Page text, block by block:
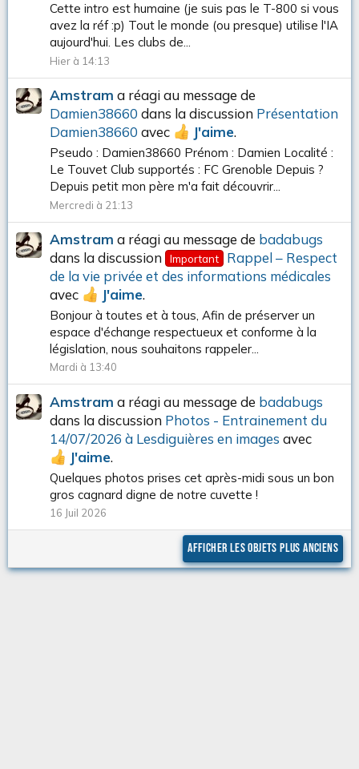
Cette intro est humaine (je suis pas le T-800 si vous
avez la réf :p) Tout le monde (ou presque) utilise l'IA
aujourd'hui. Les clubs de...
Hier à 14:13
Amstram a réagi au message de
Damien38660 dans la discussion Présentation
Damien38660 avec J'aime.
Pseudo : Damien38660 Prénom : Damien Localité :
Le Touvet Club supportés : FC Grenoble Depuis ?
Depuis petit mon père m'a fait découvrir...
Mercredi à 21:13
Amstram a réagi au message de badabugs
dans la discussion
Important
Rappel – Respect
de la vie privée et des informations médicales
avec
J'aime.
Bonjour à toutes et à tous, Afin de préserver un
espace d'échange respectueux et conforme à la
législation, nous souhaitons rappeler...
Mardi à 13:40
Amstram a réagi au message de badabugs
dans la discussion Photos - Entrainement du
14/07/2026 à Lesdiguières en images avec
J'aime.
Quelques photos prises cet après-midi sous un bon
gros cagnard digne de notre cuvette !
16 Juil 2026
Afficher les objets plus anciens